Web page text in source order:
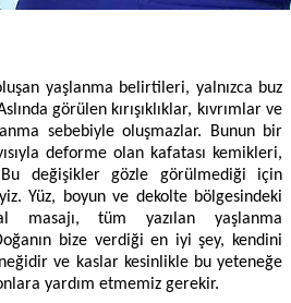
yaşlanma belirtileri, yalnızca buz
görülen kırışıklıklar, kıvrımlar ve
sebebiyle oluşmazlar. Bunun bir
deforme olan kafatası kemikleri,
Bu değişikler gözle görülmediği için
Yüz, boyun ve dekolte bölgesindeki
masajı, tüm yazılan yaşlanma
bize verdiği en iyi şey, kendini
ve kaslar kesinlikle bu yeteneğe
yardım etmemiz gerekir.